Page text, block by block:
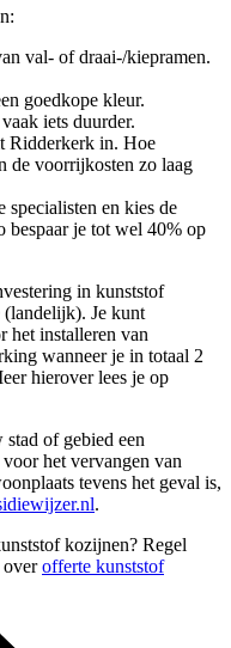
val- of draai-/kiepramen.
goedkope kleur.
iets duurder.
Ridderkerk in. Hoe
de voorrijkosten zo laag
specialisten en kies de
bespaar je tot wel 40% op
in kunststof
(landelijk). Je kunt
het installeren van
wanneer je in totaal 2
hierover lees je op
of gebied een
het vervangen van
tevens het geval is,
.
kozijnen? Regel
overofferte kunststof